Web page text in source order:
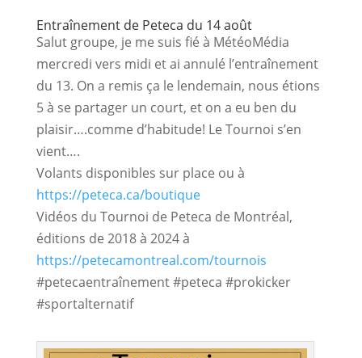
Entraînement de Peteca du 14 août
Salut groupe, je me suis fié à MétéoMédia
mercredi vers midi et ai annulé l’entraînement
du 13. On a remis ça le lendemain, nous étions
5 à se partager un court, et on a eu ben du
plaisir….comme d’habitude! Le Tournoi s’en
vient….
Volants disponibles sur place ou à
https://peteca.ca/boutique
Vidéos du Tournoi de Peteca de Montréal,
éditions de 2018 à 2024 à
https://petecamontreal.com/tournois
#petecaentraînement #peteca #prokicker
#sportalternatif